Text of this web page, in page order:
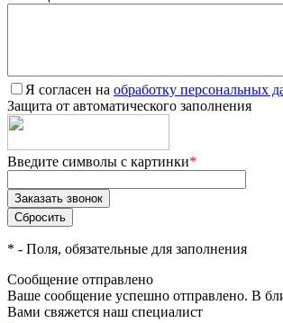
Я согласен на обработку персональных
Защита от автоматического заполнения
Введите символы с картинки*
* - Поля, обязательные для заполнения
Сообщение отправлено
Ваше сообщение успешно отправлено. В
Вами свяжется наш специалист